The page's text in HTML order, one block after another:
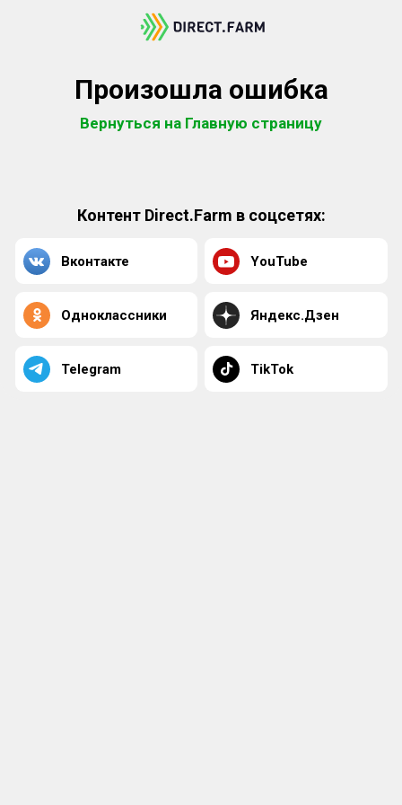
Произошла ошибка
Вернуться на Главную страницу
Контент Direct.Farm в соцсетях:
Вконтакте YouTube
Одноклассники Яндекс.Дзен
Telegram TikTok